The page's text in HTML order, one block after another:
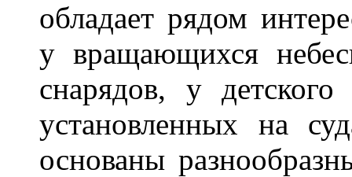
обладает рядом
у вращающихся
снарядов, у
установленных на
основаны